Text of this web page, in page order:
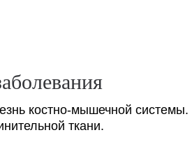
костно-мышечной
ткани.